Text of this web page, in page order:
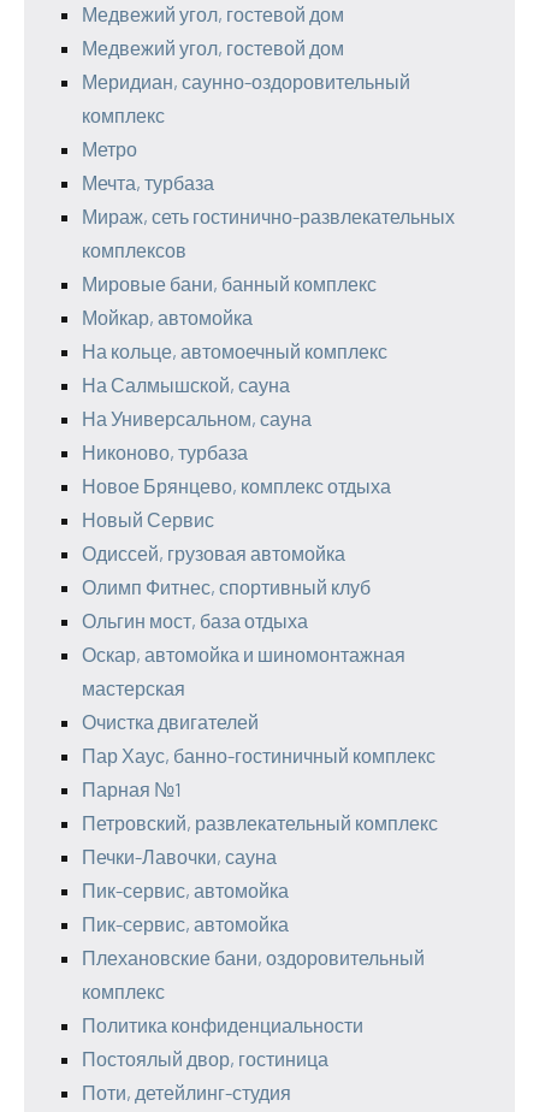
Медвежий угол, гостевой дом
Медвежий угол, гостевой дом
Меридиан, саунно-оздоровительный
комплекс
Метро
Мечта, турбаза
Мираж, сеть гостинично-развлекательных
комплексов
Мировые бани, банный комплекс
Мойкар, автомойка
На кольце, автомоечный комплекс
На Салмышской, сауна
На Универсальном, сауна
Никоново, турбаза
Новое Брянцево, комплекс отдыха
Новый Сервис
Одиссей, грузовая автомойка
Олимп Фитнес, спортивный клуб
Ольгин мост, база отдыха
Оскар, автомойка и шиномонтажная
мастерская
Очистка двигателей
Пар Хаус, банно-гостиничный комплекс
Парная №1
Петровский, развлекательный комплекс
Печки-Лавочки, сауна
Пик-сервис, автомойка
Пик-сервис, автомойка
Плехановские бани, оздоровительный
комплекс
Политика конфиденциальности
Постоялый двор, гостиница
Поти, детейлинг-студия